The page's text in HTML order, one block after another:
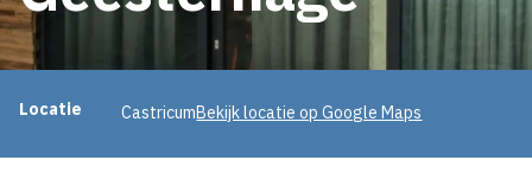
Projectinformatie
Locatie CastricumBekijk locatie op Google Maps